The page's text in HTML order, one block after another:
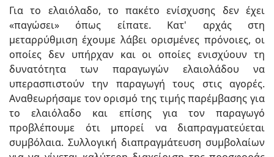
Για το ελαιόλαδο, το πακέτο ενίσχυσης δεν έχει
«παγώσει» όπως είπατε. Κατ' αρχάς στη
μεταρρύθμιση έχουμε λάβει ορισμένες πρόνοιες, οι
οποίες δεν υπήρχαν και οι οποίες ενισχύουν τη
δυνατότητα των παραγωγών ελαιολάδου να
υπερασπιστούν την παραγωγή τους στις αγορές.
Αναθεωρήσαμε τον ορισμό της τιμής παρέμβασης για
το ελαιόλαδο και επίσης για τον παραγωγό
προβλέπουμε ότι μπορεί να διαπραγματεύεται
συμβόλαια. Συλλογική διαπραγμάτευση συμβολαίων